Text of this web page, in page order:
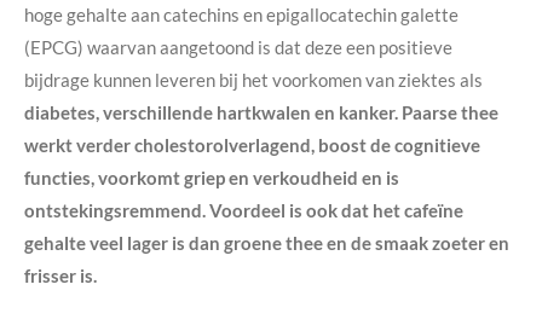
hoge gehalte aancatechins en epigallocatechin galette
(EPCG) waarvan aangetoond is dat deze een positieve
bijdrage kunnen leveren bij het voorkomen van ziektes als
diabetes, verschillende hartkwalen en kanker. Paarse thee
werkt verder cholestorolverlagend, boost de cognitieve
functies, voorkomt griep en verkoudheid en is
ontstekingsremmend. Voordeel is ook dat het cafeïne
gehalte veel lager is dan groene thee en de smaak zoeter en
frisser is.